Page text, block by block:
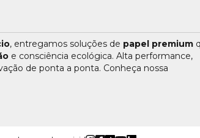
, entregamos soluções de papel premium
e consciência ecológica. Alta performance,
de ponta a ponta. Conheça nossa